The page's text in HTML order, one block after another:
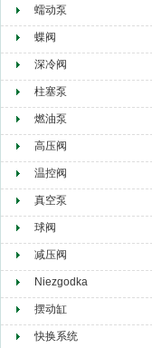
赫尔纳贸易（大连）有限公司
蠕动泵
蝶阀
深冷阀
柱塞泵
燃油泵
高压阀
温控阀
真空泵
球阀
减压阀
Niezgodka
摆动缸
快换系统